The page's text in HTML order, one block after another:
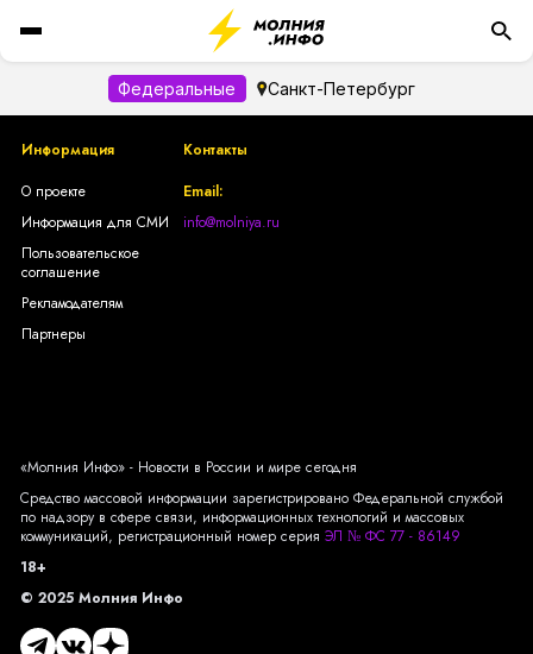
Федеральные Санкт-Петербург
Информация
Контакты
О проекте
Информация для СМИ
Пользовательское
соглашение
Рекламодателям
Партнеры
Email:
info@molniya.ru
«Молния Инфо» - Новости в России и мире сегодня
Средство массовой информации зарегистрировано Федеральной службой
по надзору в сфере связи, информационных технологий и массовых
коммуникаций, регистрационный номер серия ЭЛ № ФС 77 - 86149
18+
© 2025 Молния Инфо